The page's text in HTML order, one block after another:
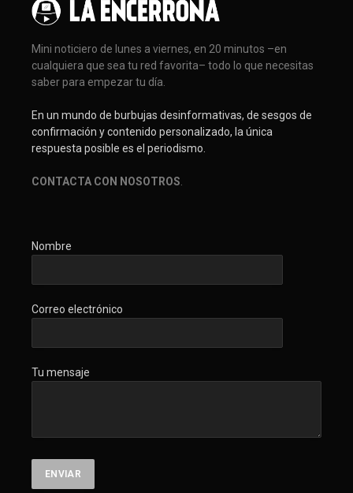
Mini noticiero de lunes a viernes, en 20 minutos –en
cualquiera que sea tu red favorita– todo lo que necesitas
saber para empezar tu día.
En un mundo de burbujas desinformativas, de sesgos de
confirmación y contenido personalizado, la única
respuesta posible es el periodismo.
CONTACTA CON NOSOTROS.
Nombre
Correo electrónico
Tu mensaje